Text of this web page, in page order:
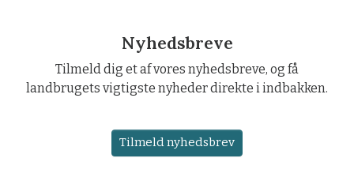
Nyhedsbreve
Tilmeld dig et af vores nyhedsbreve, og få
landbrugets vigtigste nyheder direkte i indbakken.
Tilmeld nyhedsbrev